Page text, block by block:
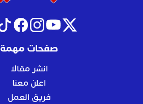
صفحات مهمة
انشر مقالا
اعلن معنا
فريق العمل